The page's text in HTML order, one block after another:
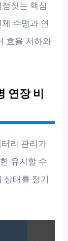
짓는 핵심
수명과 연
효율 저하와
연장 비
리 관리가
유지할 수
상태를 정기